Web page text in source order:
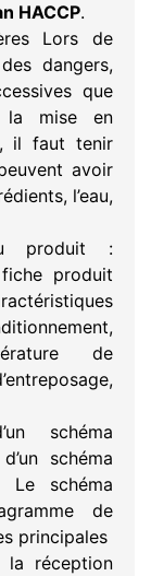
HACCP.
Lors de
dangers,
que
la mise en
il faut tenir
avoir
l’eau,
produit :
produit
de
schéma
schéma
schéma
de
principales
la réception